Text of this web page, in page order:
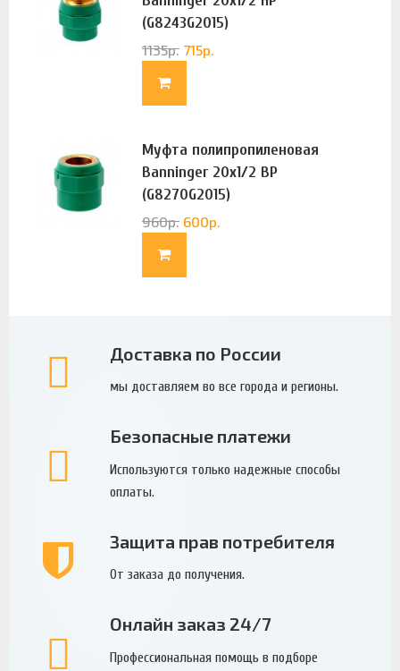
(G8243G2015)
1135р. 715р.
Муфта полипропиленовая
Banninger 20х1/2 ВР
(G8270G2015)
960р. 600р.
Доставка по России
мы доставляем во все города и регионы.
Безопасные платежи
Используются только надежные способы
оплаты.
Защита прав потребителя
От заказа до получения.
Онлайн заказ 24/7
Профессиональная помощь в подборе